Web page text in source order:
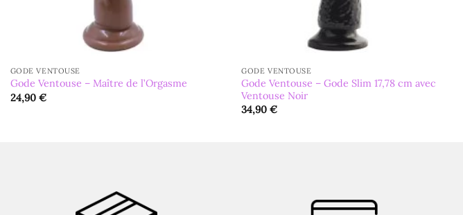
GODE VENTOUSE
Gode Ventouse – Maître de l’Orgasme
24,90 €
GODE VENTOUSE
Gode Ventouse – Gode Slim 17,78 cm avec
Ventouse Noir
34,90€